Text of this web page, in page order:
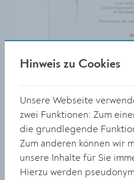
Hinweis zu Cookies
Unsere Webseite
zwei Funktionen: Zum
die grundlegende
Zum anderen können wir
unsere Inhalte für Sie
Hierzu werden